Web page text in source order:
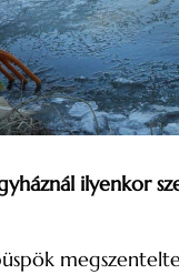
ilyenkor